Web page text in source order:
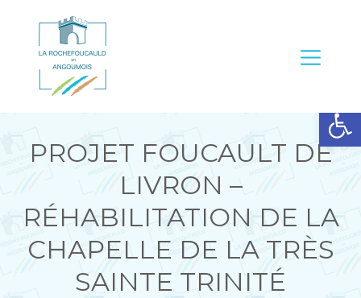
Ouvrir la barre d’outils
PROJET FOUCAULT DE
LIVRON –
RÉHABILITATION DE LA
CHAPELLE DE LA TRÈS
SAINTE TRINITÉ